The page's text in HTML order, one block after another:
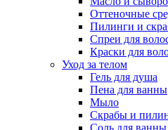
Оттеночные
Пилинги и
Спреи для
Краски для
Уход за телом
Гель для душа
Пена для ванны
Мыло
Скрабы и
Соль для ванны